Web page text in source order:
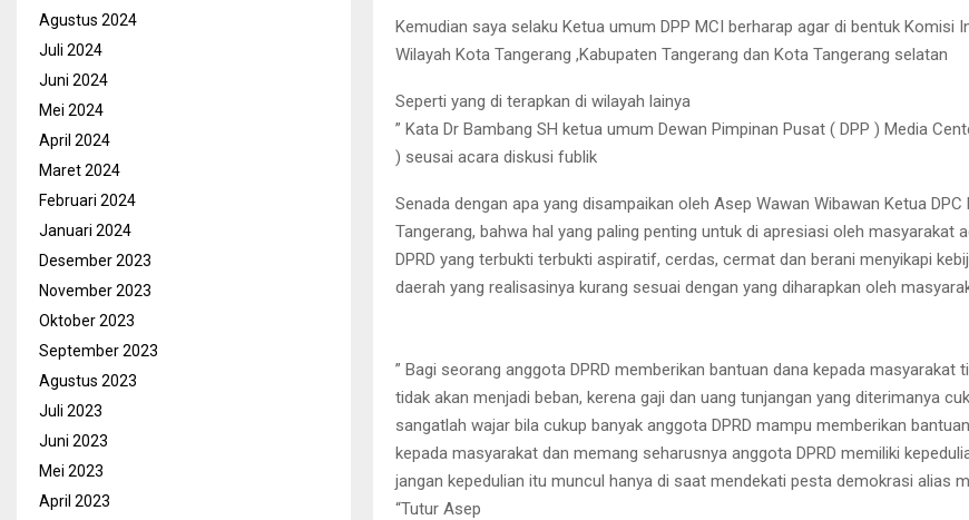
Kemudian saya selaku Ketua umum DPP MCI berharap agar di bentuk Komisi
Wilayah Kota Tangerang ,Kabupaten Tangerang dan Kota Tangerang selatan
Seperti yang di terapkan di wilayah lainya
” Kata Dr Bambang SH ketua umum Dewan Pimpinan Pusat ( DPP ) Media
) seusai acara diskusi fublik
Senada dengan apa yang disampaikan oleh Asep Wawan Wibawan Ketua DPC
Tangerang, bahwa hal yang paling penting untuk di apresiasi oleh masyarakat
DPRD yang terbukti terbukti aspiratif, cerdas, cermat dan berani menyikapi
daerah yang realisasinya kurang sesuai dengan yang diharapkan oleh
” Bagi seorang anggota DPRD memberikan bantuan dana kepada masyarakat
tidak akan menjadi beban, kerena gaji dan uang tunjangan yang diterimanya
sangatlah wajar bila cukup banyak anggota DPRD mampu memberikan
kepada masyarakat dan memang seharusnya anggota DPRD memiliki
jangan kepedulian itu muncul hanya di saat mendekati pesta demokrasi alias
“Tutur Asep
Agustus 2024
Juli 2024
Juni 2024
Mei 2024
April 2024
Maret 2024
Februari 2024
Januari 2024
Desember 2023
November 2023
Oktober 2023
September 2023
Agustus 2023
Juli 2023
Juni 2023
Mei 2023
April 2023